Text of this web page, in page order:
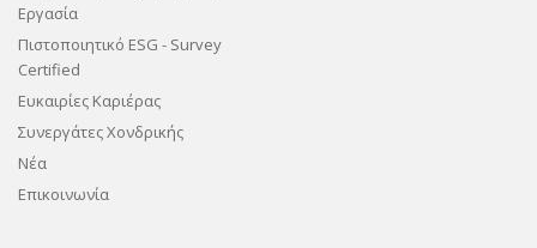
Εργασία
Πιστοποιητικό ESG - Survey
Certified
Ευκαιρίες Καριέρας
Συνεργάτες Χονδρικής
Νέα
Επικοινωνία